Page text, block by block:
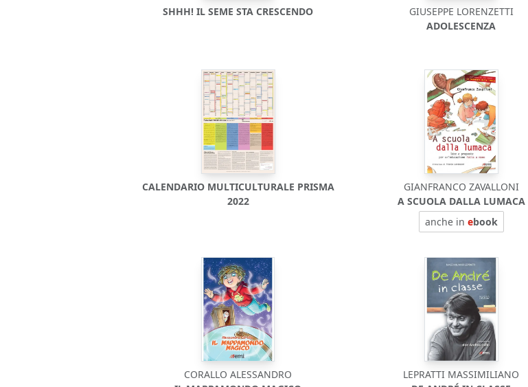
SHHH! IL SEME STA CRESCENDO
GIUSEPPE LORENZETTI
ADOLESCENZA
CALENDARIO MULTICULTURALE PRISMA
2022
GIANFRANCO ZAVALLONI
A SCUOLA DALLA LUMACA
anche in ebook
CORALLO ALESSANDRO
LEPRATTI MASSIMILIANO